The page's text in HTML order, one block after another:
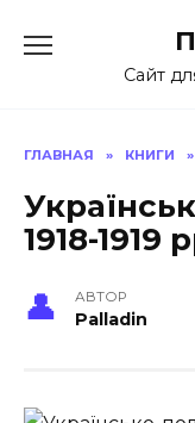
Сайт
ГЛАВНАЯ » КНИГИ »
1918-1919
АВТОР
Palladin